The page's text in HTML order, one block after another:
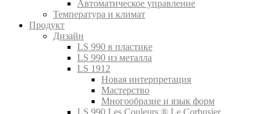
Автоматическое управление
Температура и климат
Продукт
Дизайн
LS 990 в пластике
LS 990 из металла
LS 1912
Новая интерпретация
Мастерство
Многообразие и язык форм
LS 990 Les Couleurs ® Le Corbusier